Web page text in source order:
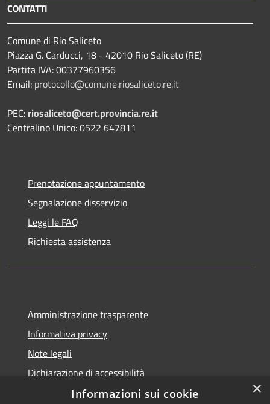
CONTATTI
Comune di Rio Saliceto
Piazza G. Carducci, 18 - 42010 Rio Saliceto (RE)
Partita IVA: 00377960356
Email: protocollo@comune.riosaliceto.re.it
PEC: riosaliceto@cert.provincia.re.it
Centralino Unico: 0522 647811
Prenotazione appuntamento
Segnalazione disservizio
Leggi le FAQ
Richiesta assistenza
Amministrazione trasparente
Informativa privacy
Note legali
Dichiarazione di accessibilità
×
Informazioni sui cookie